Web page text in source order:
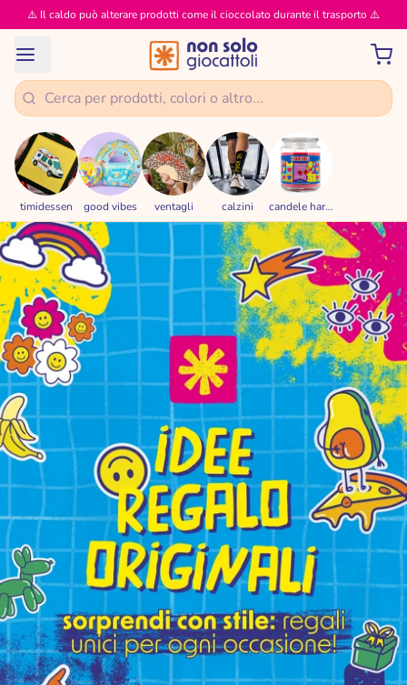
⚠️ Il caldo può alterare prodotti come il cioccolato durante il trasporto ⚠️
timidessen good vibes ventagli calzini candele haribo